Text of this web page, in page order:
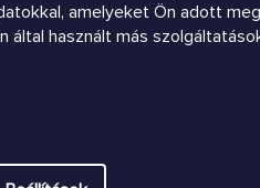
amelyeket Ön adott
által használt más
fenntartva.